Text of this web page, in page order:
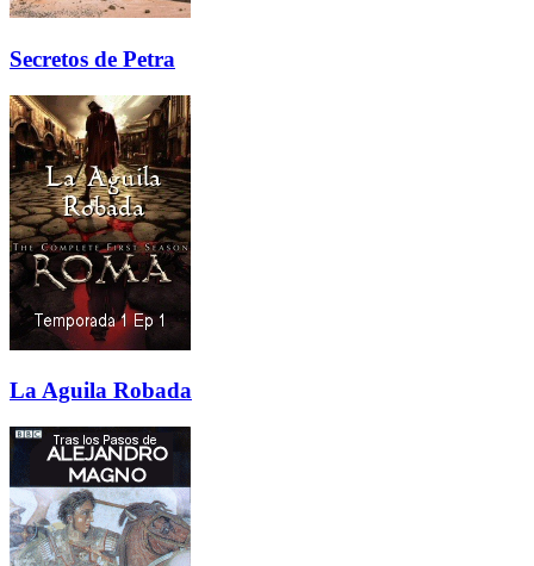
Secretos de Petra
La Aguila Robada